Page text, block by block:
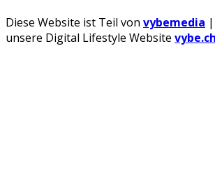
Diese Website ist Teil von vybemedia
unsere Digital Lifestyle Website vybe.ch